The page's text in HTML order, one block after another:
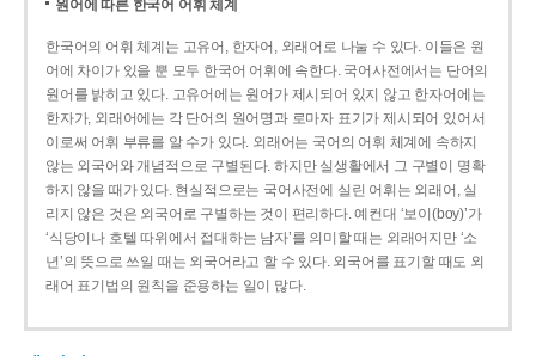
원어에 따른 한국어 어휘 체계
한국어의 어휘 체계는 고유어, 한자어, 외래어로 나눌 수 있다. 이들은 원
어에 차이가 있을 뿐 모두 한국어 어휘에 속한다. 국어사전에서는 단어의
원어를 밝히고 있다. 고유어에는 원어가 제시되어 있지 않고 한자어에는
한자가, 외래어에는 각 단어의 원어명과 로마자 표기가 제시되어 있어서
이로써 어휘 부류를 알 수가 있다. 외래어는 국어의 어휘 체계에 속하지
않는 외국어와 개념적으로 구별된다. 하지만 실생활에서 그 구별이 명확
하지 않을 때가 있다. 현실적으로는 국어사전에 실린 어휘는 외래어, 실
리지 않은 것은 외국어로 구별하는 것이 편리하다. 예컨대 ‘보이(boy)’가
‘식당이나 호텔 따위에서 접대하는 남자’를 의미할 때는 외래어지만 ‘소
년’의 뜻으로 쓰일 때는 외국어라고 할 수 있다. 외국어를 표기할 때도 외
래어 표기법의 원칙을 준용하는 일이 많다.